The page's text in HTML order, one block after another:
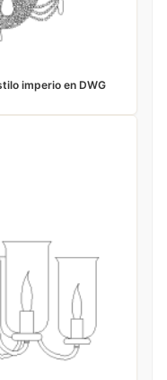
imperio en DWG